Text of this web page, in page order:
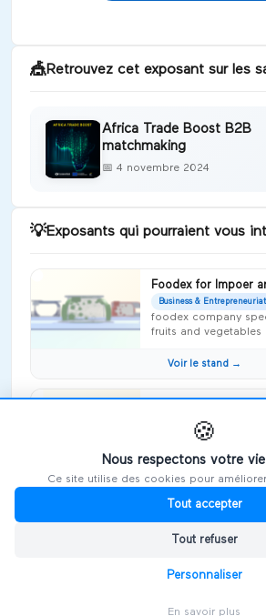
🎪Retrouvez cet exposant sur les
Africa Trade Boost B2B
matchmaking
📅 4 novembre 2024
💡Exposants qui pourraient vous
Foodex for Impoer
Business & Entrepreneuriat
foodex company
fruits and vegetables
Voir le stand →
Business & Entrepreneuriat
Nous soutenons
international sur la
Voir le stand →
Merry Advisory
Business & Entrepreneuriat
🍪
Nous respectons votre
Ce site utilise des cookies pour
Tout accepter
Tout refuser
Personnaliser
En savoir plus